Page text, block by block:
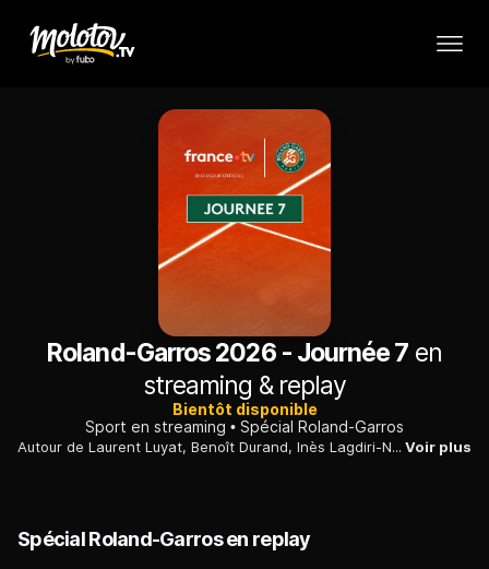
Roland-Garros 2026 - Journée 7 en
streaming & replay
Bientôt disponible
Sport en streaming
Spécial Roland-Garros
Autour de Laurent Luyat, Benoît Durand, Inès Lagdiri-Nastasi, Matthieu Lartot et Fabien Lévêque et les consultants de France TV commentent et analysent les matches de Roland-Garros. Voir plus
Spécial Roland-Garros en replay